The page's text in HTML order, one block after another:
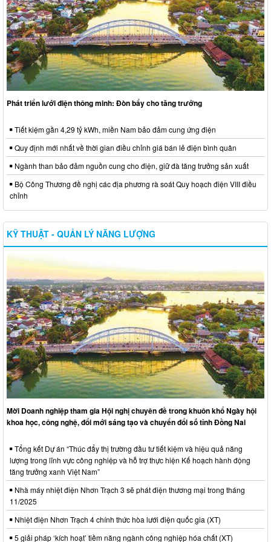
Phát triển lưới điện thông minh: Đòn bẩy cho tăng trưởng
Tiết kiệm gần 4,29 tỷ kWh, miền Nam bảo đảm cung ứng điện
Quy định mới nhất về thời gian điều chỉnh giá bán lẻ điện bình quân
Ngành than bảo đảm nguồn cung cho điện, giữ đà tăng trưởng sản xuất
Bộ Công Thương đề nghị các địa phương rà soát Quy hoạch điện VIII điều
chỉnh
KỸ THUẬT - QUẢN LÝ NĂNG LƯỢNG
Mời Doanh nghiệp tham gia Hội nghị chuyên đề trong khuôn khổ Ngày hội
khoa học, công nghệ, đổi mới sáng tạo và chuyển đổi số tỉnh Đồng Nai
Tổng kết Dự án “Thúc đẩy thị trường đầu tư tiết kiệm và hiệu quả năng
lượng trong lĩnh vực công nghiệp và hỗ trợ thực hiện Kế hoạch hành động
tăng trưởng xanh Việt Nam”
Nhà máy nhiệt điện Nhơn Trạch 3 sẽ phát điện thương mại trong tháng
11/2025
Nhiệt điện Nhơn Trạch 4 chính thức hòa lưới điện quốc gia (XT)
5 giải pháp ‘kích hoạt’ tiềm năng ngành công nghiệp hóa chất (XT)